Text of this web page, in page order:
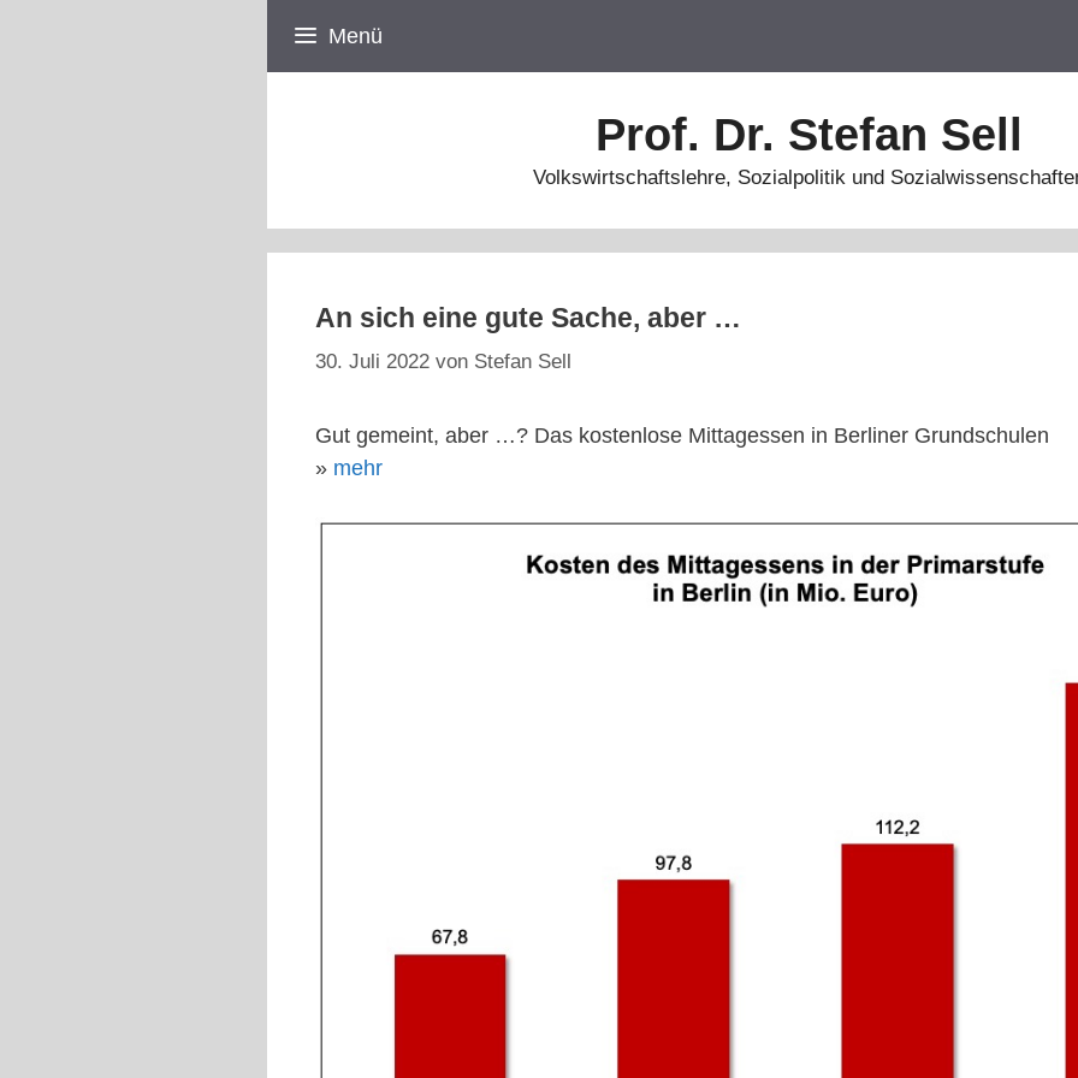
Menü
Prof. Dr. Stefan Sell
Volkswirtschaftslehre, Sozialpolitik und
An sich eine gute Sache, aber …
30. Juli 2022 von Stefan Sell
Gut gemeint, aber …? Das kostenlose Mittagessen in Berliner Grundschulen
» mehr